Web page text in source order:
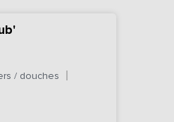
/ douches